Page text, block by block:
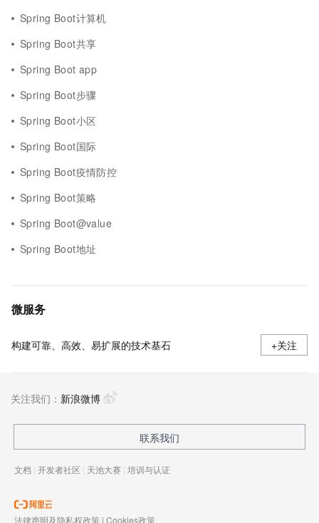
Spring Boot计算机
Spring Boot共享
Spring Boot app
Spring Boot步骤
Spring Boot小区
Spring Boot国际
Spring Boot疫情防控
Spring Boot策略
Spring Boot@value
Spring Boot地址
微服务
构建可靠、高效、易扩展的技术基石 +关注
关注我们： 新浪微博
联系我们
文档 | 开发者社区 | 天池大赛 | 培训与认证
法律声明及隐私权政策 | Cookies政策